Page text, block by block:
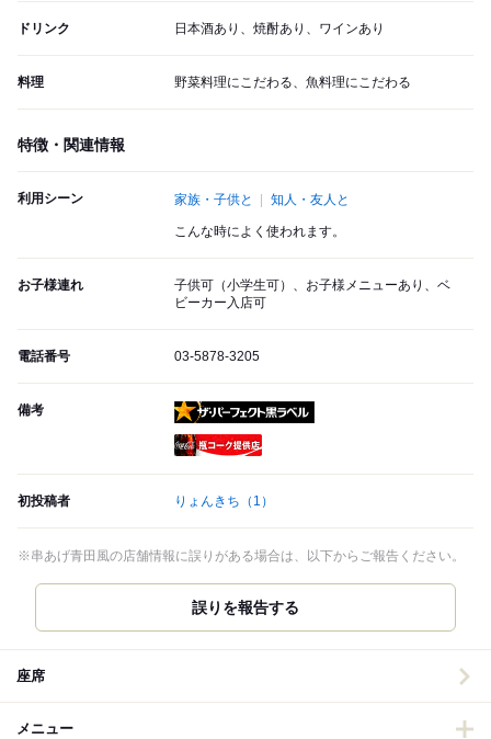
ドリンク 日本酒あり、焼酎あり、ワインあり
料理 野菜料理にこだわる、魚料理にこだわる
特徴・関連情報
利用シーン 家族・子供と 知人・友人と
こんな時によく使われます。
お子様連れ
子供可（小学生可）、お子様メニューあり、ベ
ビーカー入店可
電話番号 03-5878-3205
備考
初投稿者 りょんきち （1）
※串あげ青田風の店舗情報に誤りがある場合は、以下からご報告ください。
誤りを報告する
座席
メニュー